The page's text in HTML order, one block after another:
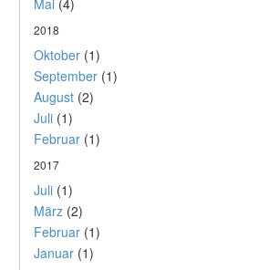
Mai (4)
2018
Oktober (1)
September (1)
August (2)
Juli (1)
Februar (1)
2017
Juli (1)
März (2)
Februar (1)
Januar (1)